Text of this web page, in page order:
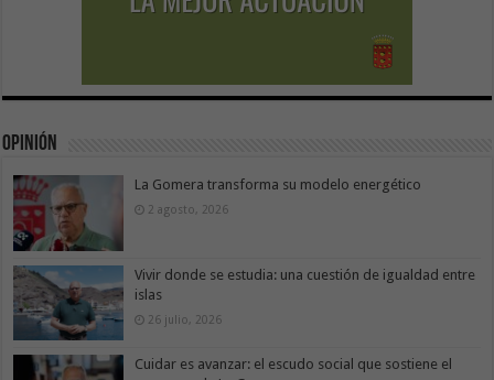
Opinión
La Gomera transforma su modelo energético
2 agosto, 2026
Vivir donde se estudia: una cuestión de igualdad entre
islas
26 julio, 2026
Cuidar es avanzar: el escudo social que sostiene el